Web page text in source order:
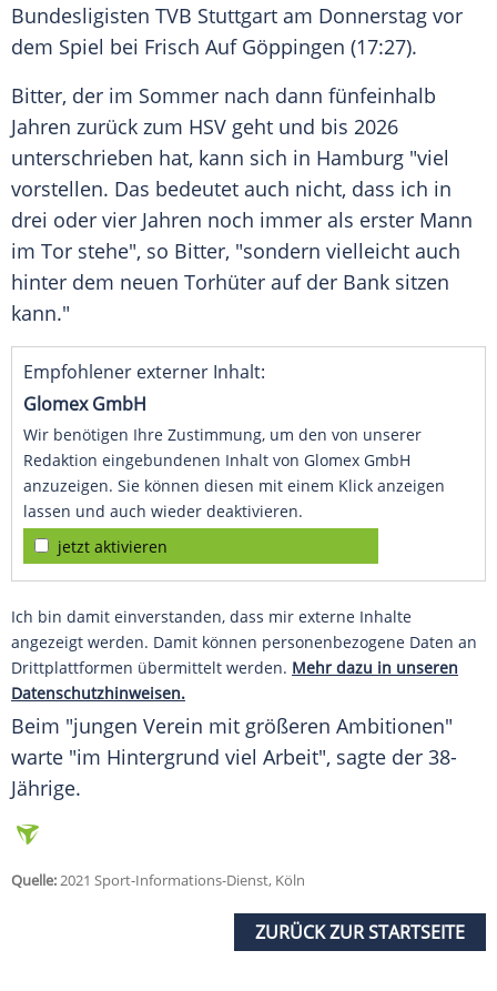
Bundesligisten TVB Stuttgart am Donnerstag vor
dem Spiel bei Frisch Auf Göppingen (17:27).
Bitter, der im Sommer nach dann fünfeinhalb
Jahren zurück zum HSV geht und bis 2026
unterschrieben hat, kann sich in Hamburg "viel
vorstellen. Das bedeutet auch nicht, dass ich in
drei oder vier Jahren noch immer als erster Mann
im Tor stehe", so Bitter, "sondern vielleicht auch
hinter dem neuen Torhüter auf der Bank sitzen
kann."
Empfohlener externer Inhalt:
Glomex GmbH
Wir benötigen Ihre Zustimmung, um den von unserer
Redaktion eingebundenen Inhalt von Glomex GmbH
anzuzeigen. Sie können diesen mit einem Klick anzeigen
lassen und auch wieder deaktivieren.
jetzt aktivieren
Ich bin damit einverstanden, dass mir externe Inhalte
angezeigt werden. Damit können personenbezogene Daten an
Drittplattformen übermittelt werden. Mehr dazu in unseren
Datenschutzhinweisen.
Beim "jungen Verein mit größeren Ambitionen"
warte "im Hintergrund viel Arbeit", sagte der 38-
Jährige.
Quelle:2021 Sport-Informations-Dienst, Köln
ZURÜCK ZUR STARTSEITE